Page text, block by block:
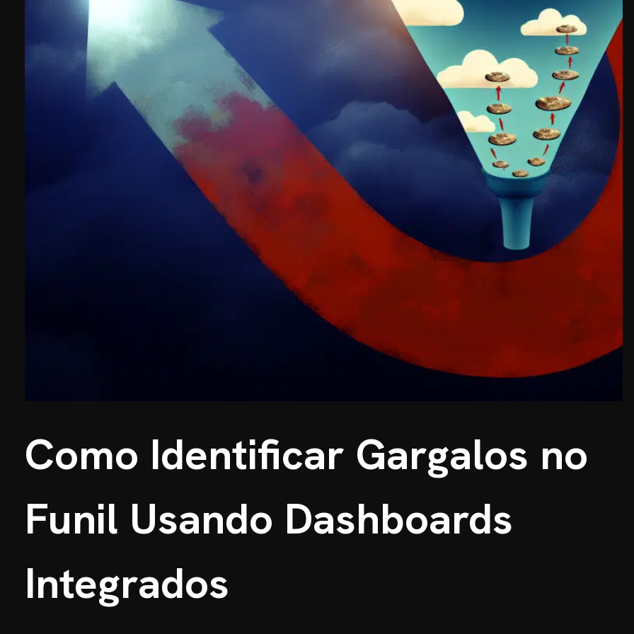
Como Identificar Gargalos no
Funil Usando Dashboards
Integrados